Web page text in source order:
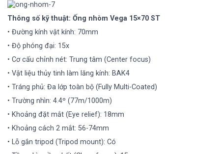
Thông số kỹ thuật: Ống nhòm Vega 15×70 ST
• Đường kính vật kính: 70mm
• Độ phóng đại: 15x
• Cơ cấu chỉnh nét: Trung tâm (Center focus)
• Vật liệu thủy tinh làm lăng kính: BAK4
• Tráng phủ: Đa lớp toàn bộ (Fully Multi-Coated)
• Trường nhìn: 4.4º (77m/1000m)
• Khoảng đặt mắt (Eye relief): 18mm
• Khoảng cách 2 mắt: 56-74mm
• Lỗ gắn tripod (Tripod mount): Có